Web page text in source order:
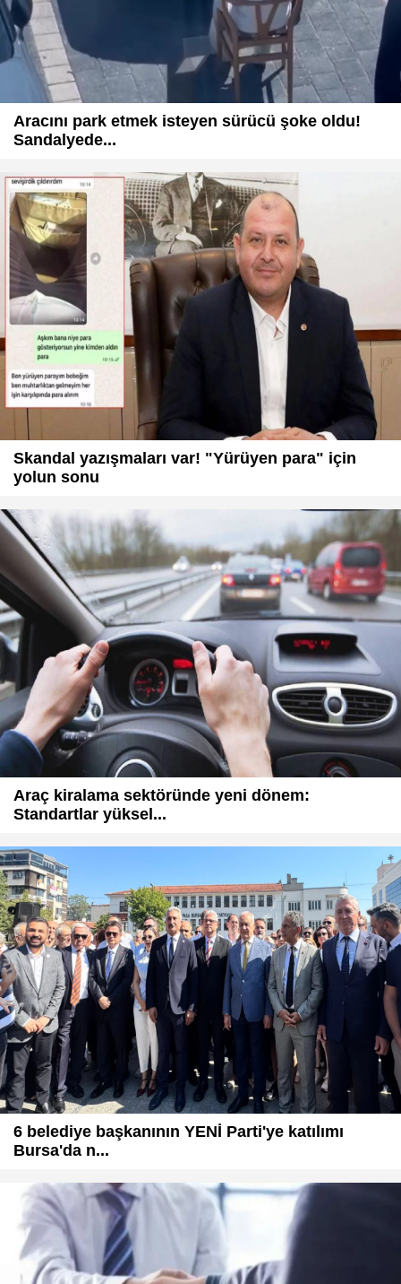
Aracını park etmek isteyen sürücü şoke oldu!
Sandalyede...
Skandal yazışmaları var! "Yürüyen para" için
yolun sonu
Araç kiralama sektöründe yeni dönem:
Standartlar yüksel...
6 belediye başkanının YENİ Parti'ye katılımı
Bursa'da n...